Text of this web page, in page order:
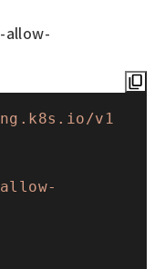
allow-
v1